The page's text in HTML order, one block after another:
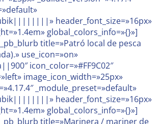
header_font_size=»16px»
global_colors_info=»{}»]
title=»Patró local de pesca
use_icon=»on»
icon_color=»#FF9C02″
image_icon_width=»25px»
_module_preset=»default»
header_font_size=»16px»
global_colors_info=»{}»]
title=»Marinera / mariner de